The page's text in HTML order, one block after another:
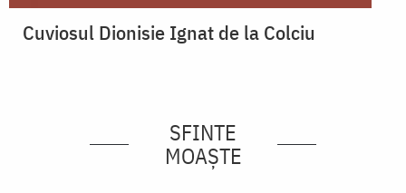
Cuviosul Dionisie Ignat de la Colciu
SFINTE
MOAȘTE